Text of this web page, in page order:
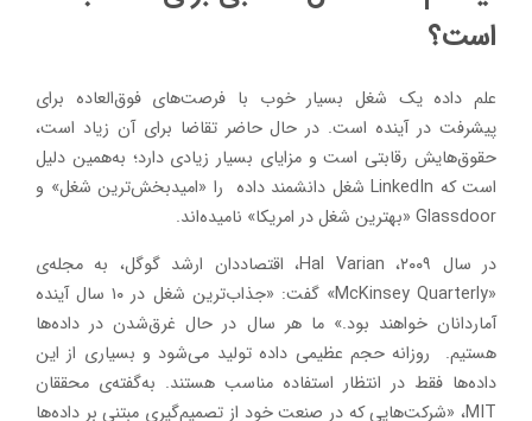
است؟
علم داده یک شغل بسیار خوب با فرصت‌های فوق‌العاده برای
پیشرفت در آینده است. در حال حاضر تقاضا برای آن زیاد است،
حقوق‌هایش رقابتی است و مزایای بسیار زیادی دارد؛ به‌همین دلیل
است که LinkedIn شغل دانشمند داده را «امیدبخش‌ترین شغل» و
Glassdoor «بهترین شغل در امریکا» نامیده‌اند.
در سال ۲۰۰۹، Hal Varian، اقتصاددان ارشد گوگل، به مجله‌ی
«McKinsey Quarterly» گفت: «جذاب‌ترین شغل در ۱۰ سال آینده
آماردانان خواهند بود.» ما هر سال در حال غرق‌شدن در داده‌ها
هستیم. روزانه حجم عظیمی داده تولید می‌شود و بسیاری از این
داده‌ها فقط در انتظار استفاده مناسب هستند. به‌گفته‌ی محققان
MIT، «شرکت‌هایی که در صنعت خود از تصمیم‌گیری مبتنی بر داده‌ها